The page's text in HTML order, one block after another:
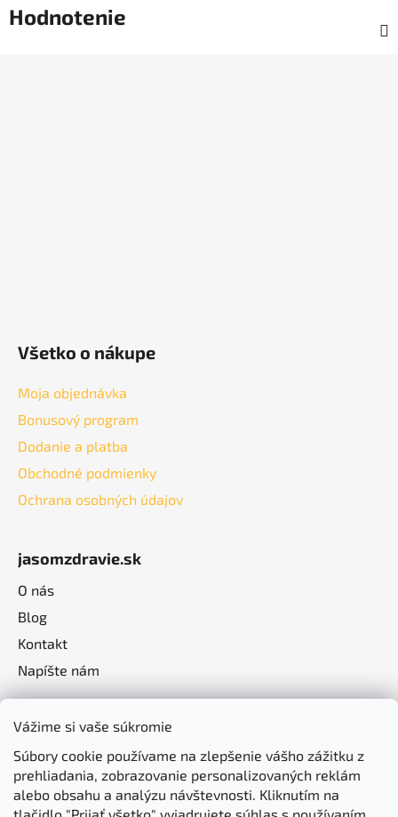
Vážime si vaše súkromie
Súbory cookie používame na zlepšenie vášho zážitku z
prehliadania, zobrazovanie personalizovaných reklám
alebo obsahu a analýzu návštevnosti. Kliknutím na
Hodnotenie
Všetko o nákupe
Moja objednávka
Bonusový program
Dodanie a platba
Obchodné podmienky
Ochrana osobných údajov
jasomzdravie.sk
O nás
Blog
Kontakt
Napíšte nám